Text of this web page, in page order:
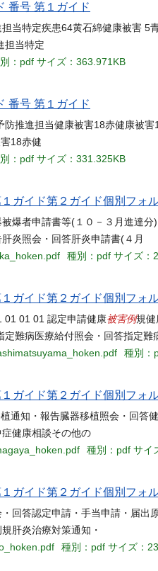
番号 第１ガイド
当特定疾患64黄石綿健康被害 5
担当特定
：pdf サイズ：363.971KB
番号 第１ガイド
推進担当健康被害18赤健康被害
18赤健
：pdf サイズ：331.325KB
ガイド第２ガイド個別フォ
爆者申請書等(１０－３月進達分
炎照会・回答肝炎申請書(４月
種別：pdf サイズ：
ガイド第２ガイド個別フォ
01 01 01 認定申請健康被害例規健
難病医療給付照会・回答指定難
種別：
ガイド第２ガイド個別フォ
通知・報告臓器移植照会・回答
健康相談その他の
種別：pdf サイ
ガイド第２ガイド個別フォ
回答認定申請・手当申請・届出
肝炎治療対策通知・
種別：pdf サイズ：